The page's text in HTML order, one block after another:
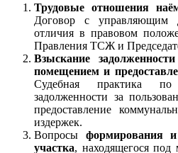
Трудовые отношения
Договор с управляющим
отличия в правовом
Правления ТСЖ и
Взыскание
помещением и
Судебная практика
задолженности за
предоставление
издержек.
Вопросы формирования
участка, находящегося